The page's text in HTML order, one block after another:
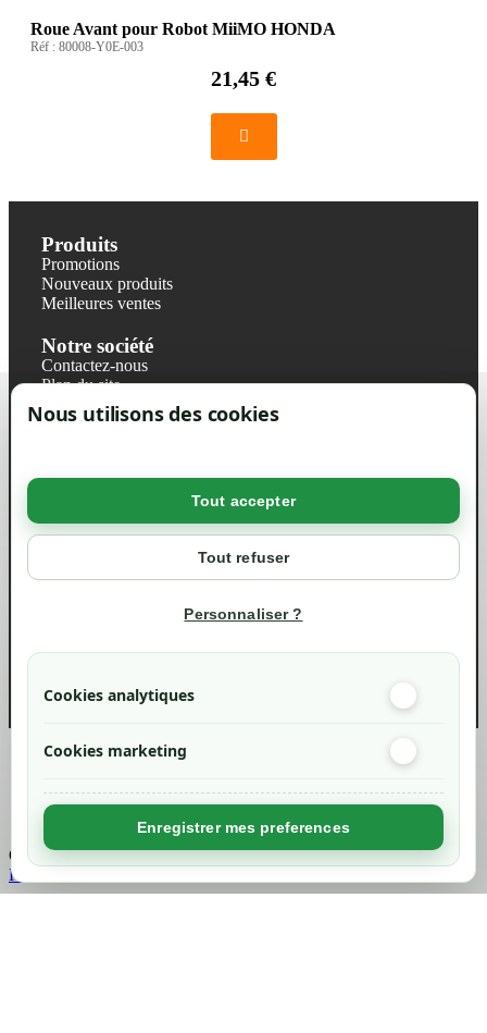
Nous utilisons des cookies
Tout accepter
Tout refuser
Personnaliser ?
Cookies analytiques
Cookies marketing
Enregistrer mes preferences
Roue Avant pour Robot MiiMO HONDA
Réf : 80008-Y0E-003
21,45 €
Produits
Promotions
Nouveaux produits
Meilleures ventes
Notre société
Contactez-nous
Plan du site
Magasin
Mentions légales
Politique de confidentialité RGPD
Votre compte
info@green-tech-shop.com
Created byNageoconcept
Chargement...
Retour en haut